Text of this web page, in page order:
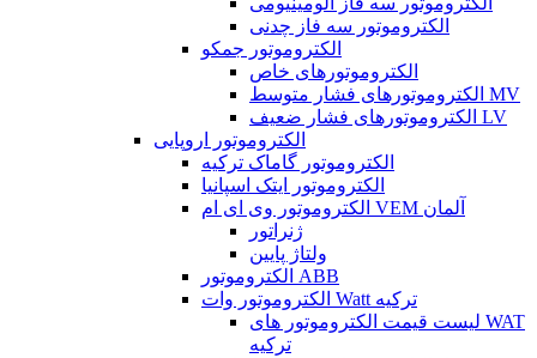
الکتروموتور سه فاز چدنی
الکتروموتور جمکو
الکتروموتورهای خاص
الکتروموتورهای فشار متوسط MV
الکتروموتورهای فشار ضعیف LV
الکتروموتور اروپایی
الکتروموتور گاماک ترکیه
الکتروموتور ایتک اسپانیا
الکتروموتور وی ای ام VEM آلمان
ژنراتور
ولتاژ پایین
الکتروموتور ABB
الکتروموتور وات Watt ترکیه
لیست قیمت الکتروموتور های WAT
ترکیه